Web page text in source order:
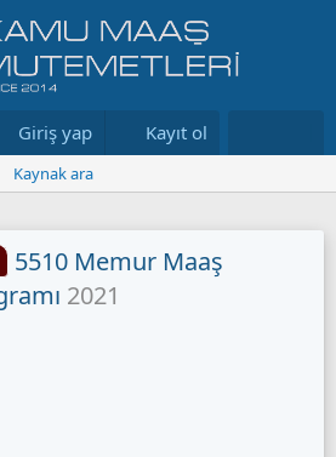
Neler yeni Kaynaklar
Giriş yap Kayıt ol
Kaynak ara
5510 Memur Maaş
2021